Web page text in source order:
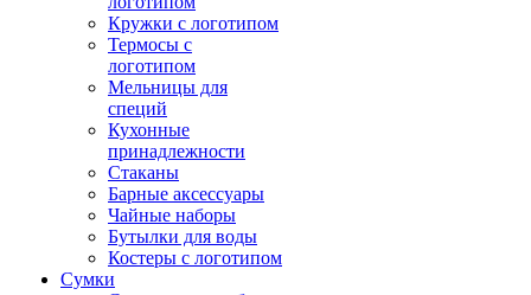
Кружки с логотипом
Термосы с
логотипом
Мельницы для
специй
Кухонные
принадлежности
Стаканы
Барные аксессуары
Чайные наборы
Бутылки для воды
Костеры с логотипом
Сумки